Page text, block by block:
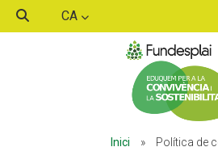
CA
Inici » Política de
ACTIVITATS